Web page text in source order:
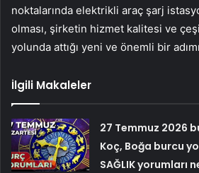
noktalarında elektrikli araç şarj
olması, şirketin hizmet kalitesi ve
yolunda attığı yeni ve önemli bir
İlgili Makaleler
27 Temmuz 2026
Koç, Boğa burcu
SAĞLIK yorumları